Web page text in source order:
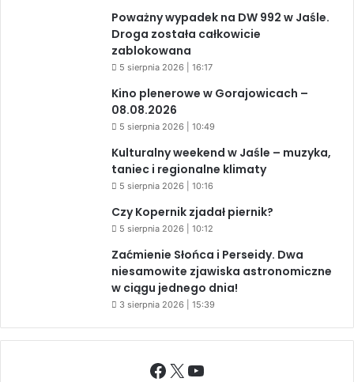
Poważny wypadek na DW 992 w Jaśle.
Droga została całkowicie
zablokowana
5 sierpnia 2026 | 16:17
Kino plenerowe w Gorajowicach –
08.08.2026
5 sierpnia 2026 | 10:49
Kulturalny weekend w Jaśle – muzyka,
taniec i regionalne klimaty
5 sierpnia 2026 | 10:16
Czy Kopernik zjadał piernik?
5 sierpnia 2026 | 10:12
Zaćmienie Słońca i Perseidy. Dwa
niesamowite zjawiska astronomiczne
w ciągu jednego dnia!
3 sierpnia 2026 | 15:39
Facebook
X YouTube